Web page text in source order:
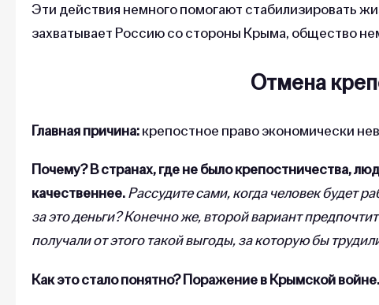
Эти действия немного помогают стабилизировать
захватывает Россию со стороны Крыма, общество
Отмена
Главная причина:крепостное право экономически
Почему?В странах, где не было крепостничества,
качественнее.Рассудите сами, когда человек будет
за это деньги? Конечно же, второй вариант
получали от этого такой выгоды, за которую бы
Как это стало понятно? Поражение в Крымской войне.